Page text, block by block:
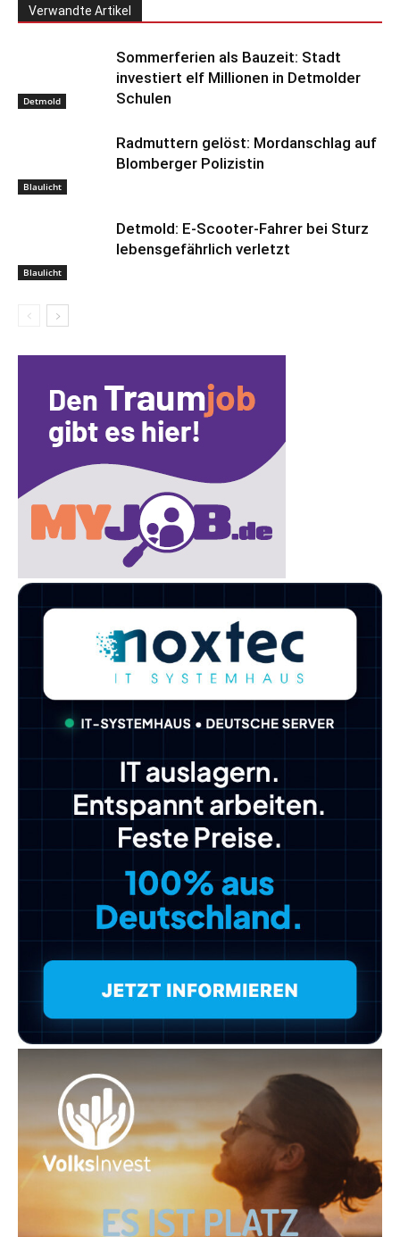
Verwandte Artikel
Detmold
Sommerferien als Bauzeit: Stadt
investiert elf Millionen in Detmolder
Schulen
Blaulicht
Radmuttern gelöst: Mordanschlag auf
Blomberger Polizistin
Blaulicht
Detmold: E-Scooter-Fahrer bei Sturz
lebensgefährlich verletzt